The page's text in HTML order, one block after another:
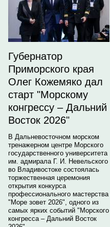
Губернатор
Приморского края
Олег Кожемяко дал
старт "Морскому
конгрессу – Дальний
Восток 2026"
В Дальневосточном морском
тренажерном центре Морского
государственного университета
им. адмирала Г. И. Невельского
во Владивостоке состоялась
торжественная церемония
открытия конкурса
профессионального мастерства
"Море зовет 2026", одного из
самых ярких событий "Морского
конгресса – Дальний Восток